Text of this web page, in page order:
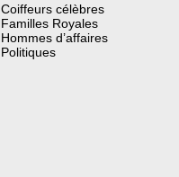
Coiffeurs célèbres
Familles Royales
Hommes d’affaires
Politiques